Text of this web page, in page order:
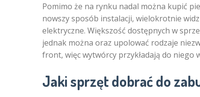
Pomimo że na rynku nadal można kupić
nowszy sposób instalacji, wielokrotnie
elektryczne. Większość dostępnych w
jednak można oraz upolować rodzaje
front, więc wytwórcy przykładają do niego
Jaki sprzęt dobrać do